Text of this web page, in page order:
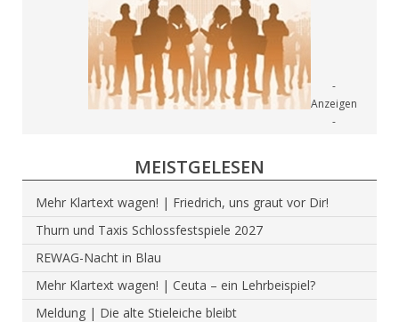
MEISTGELESEN
Mehr Klartext wagen! | Friedrich, uns graut vor Dir!
Thurn und Taxis Schlossfestspiele 2027
REWAG-Nacht in Blau
Mehr Klartext wagen! | Ceuta – ein Lehrbeispiel?
Meldung | Die alte Stieleiche bleibt